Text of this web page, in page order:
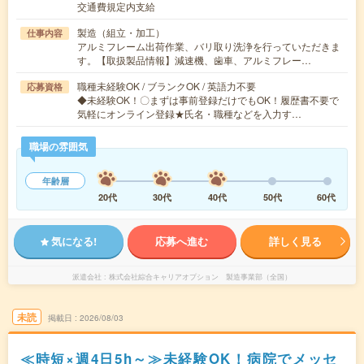
交通費規定内支給
仕事内容
製造（組立・加工）
アルミフレーム出荷作業、バリ取り洗浄を行っていただきま
す。【取扱製品情報】減速機、歯車、アルミフレー…
応募資格
職種未経験OK / ブランクOK / 英語力不要
◆未経験OK！〇まずは事前登録だけでもOK！履歴書不要で
気軽にオンライン登録★氏名・職種などを入力す…
職場の雰囲気
年齢層
20代
30代 40代 50代 60代
気になる! 応募へ進む 詳しく見る
派遣会社 株式会社綜合キャリアオプション 製造事業部（全国）
未読 掲載日 2026/08/03
≪時短×週4日5h～≫未経験OK！病院でメッセ